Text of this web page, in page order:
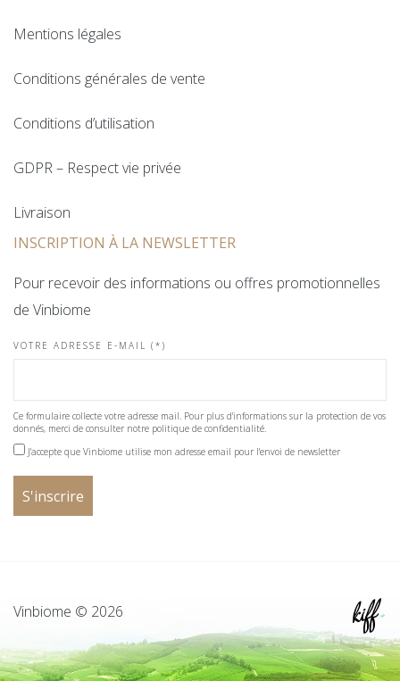
Mentions légales
Conditions générales de vente
Conditions d’utilisation
GDPR – Respect vie privée
Livraison
INSCRIPTION À LA NEWSLETTER
Pour recevoir des informations ou offres promotionnelles
de Vinbiome
VOTRE ADRESSE E-MAIL (*)
Ce formulaire collecte votre adresse mail. Pour plus d'informations sur la protection de vos
donnés, merci de consulter notre politique de confidentialité.
J'accepte que Vinbiome utilise mon adresse email pour l'envoi de newsletter
Vinbiome © 2026